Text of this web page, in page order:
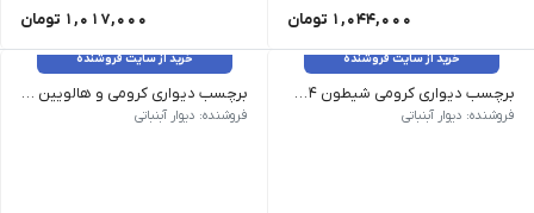
1,044,000 تومان 1,017,000 تومان
خرید از سایت فروشنده
برچسب دیواری کرومی شیطون ۱۶34 ابعاد تقریبی هر کرومی 60 در 60 سانت میباشد شامل سه کرومی و 20 عدد ستاره زرد
فروشنده: دیوار آبنباتی
خرید از سایت فروشنده
برچسب دیواری کرومی و هالویین ۱۶33 ابعاد تقریبی هر کرومی 75 در 60 سانتی متر میباشد شامل کرومی و ملودی 2عدد خفاش و خانه و 10عدد ستاره میباشد
فروشنده: دیوار آبنباتی